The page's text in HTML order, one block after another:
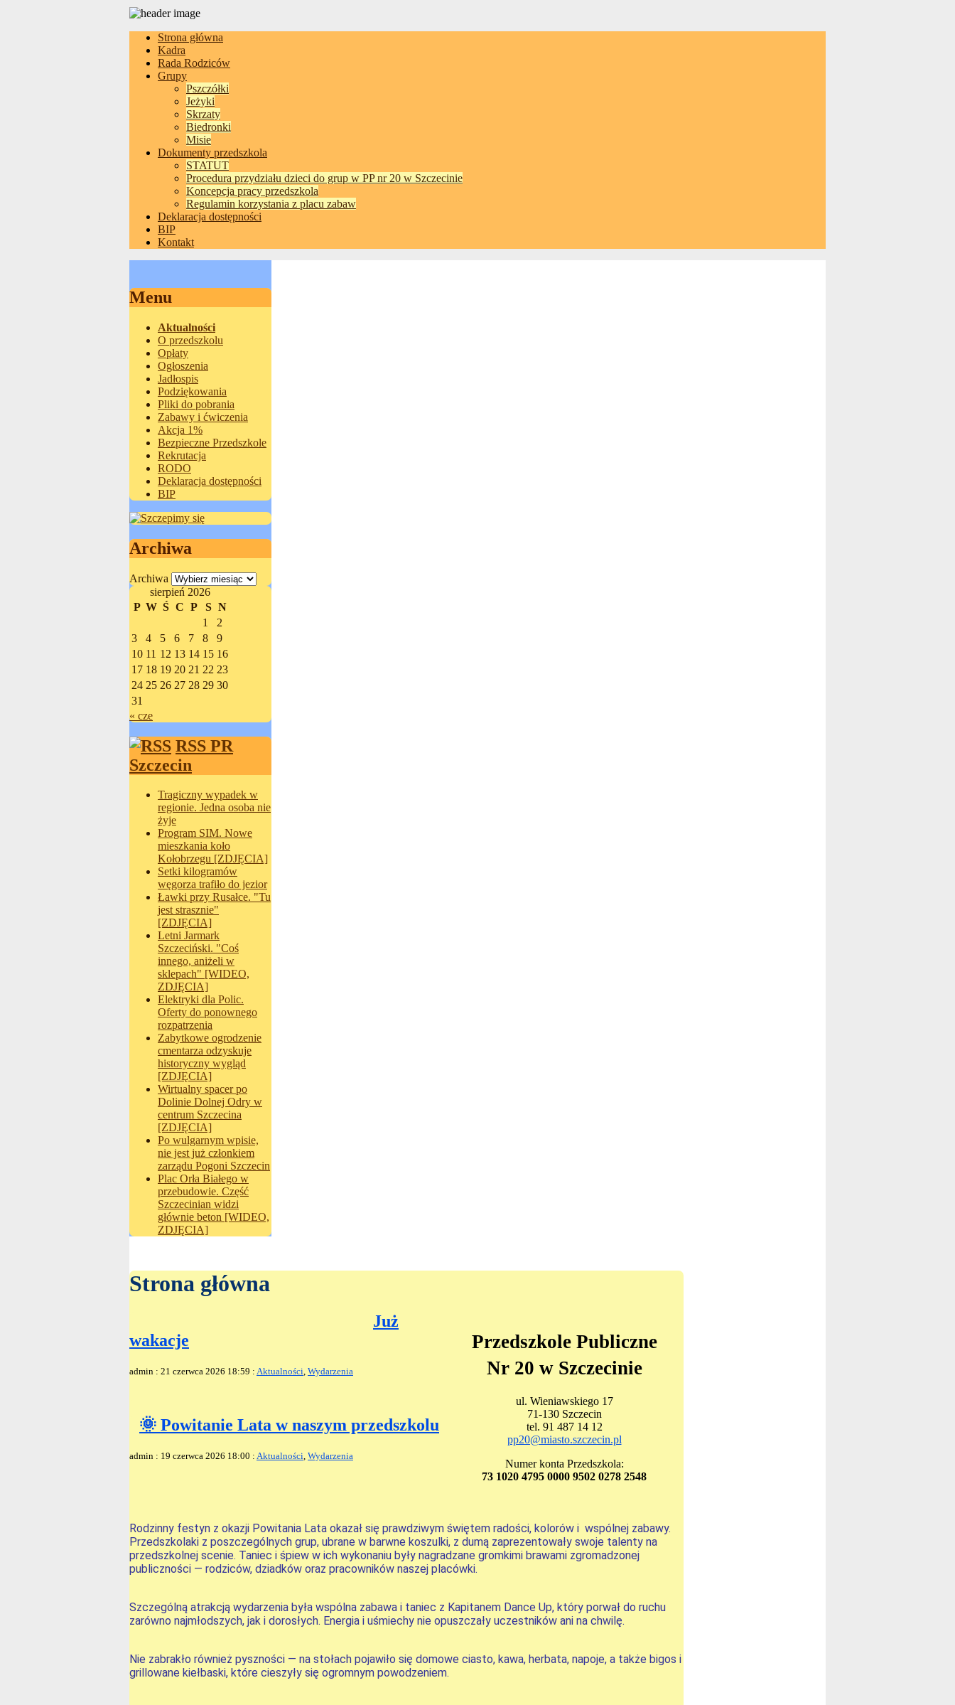
Strona główna
Kadra
Rada Rodziców
Grupy
Pszczółki
Jeżyki
Skrzaty
Biedronki
Misie
Dokumenty przedszkola
STATUT
Procedura przydziału dzieci do grup w PP nr 20 w Szczecinie
Koncepcja pracy przedszkola
Regulamin korzystania z placu zabaw
Deklaracja dostępności
BIP
Kontakt
Menu
Aktualności
O przedszkolu
Opłaty
Ogłoszenia
Jadłospis
Podziękowania
Pliki do pobrania
Zabawy i ćwiczenia
Akcja 1%
Bezpieczne Przedszkole
Rekrutacja
RODO
Deklaracja dostępności
BIP
Archiwa
Archiwa
sierpień 2026
P W Ś C P S N
1
2
3
4 5 6 7 8
9
10 11 12 13 14 15 16
17 18 19 20 21 22 23
24 25 26 27 28 29 30
31
« cze
RSS PR
Szczecin
Tragiczny wypadek w
regionie. Jedna osoba nie
żyje
Program SIM. Nowe
mieszkania koło
Kołobrzegu [ZDJĘCIA]
Setki kilogramów
węgorza trafiło do jezior
Ławki przy Rusałce. "Tu
jest strasznie"
[ZDJĘCIA]
Letni Jarmark
Szczeciński. "Coś
innego, aniżeli w
sklepach" [WIDEO,
ZDJĘCIA]
Elektryki dla Polic.
Oferty do ponownego
rozpatrzenia
Zabytkowe ogrodzenie
cmentarza odzyskuje
historyczny wygląd
[ZDJĘCIA]
Wirtualny spacer po
Dolinie Dolnej Odry w
centrum Szczecina
[ZDJĘCIA]
Po wulgarnym wpisie,
nie jest już członkiem
zarządu Pogoni Szczecin
Plac Orła Białego w
przebudowie. Część
Szczecinian widzi
głównie beton [WIDEO,
ZDJĘCIA]
Strona główna
Przedszkole Publiczne
Nr 20 w Szczecinie
ul. Wieniawskiego 17
71-130 Szczecin
tel. 91 487 14 12
pp20@miasto.szczecin.pl
Numer konta Przedszkola:
73 1020 4795 0000 9502 0278 2548
Już
wakacje
admin : 21 czerwca 2026 18:59 : Aktualności, Wydarzenia
🌞 Powitanie Lata w naszym przedszkolu
admin : 19 czerwca 2026 18:00 : Aktualności, Wydarzenia
Rodzinny festyn z okazji Powitania Lata okazał się prawdziwym świętem radości, kolorów i wspólnej zabawy.
Przedszkolaki z poszczególnych grup, ubrane w barwne koszulki, z dumą zaprezentowały swoje talenty na
przedszkolnej scenie. Taniec i śpiew w ich wykonaniu były nagradzane gromkimi brawami zgromadzonej
publiczności — rodziców, dziadków oraz pracowników naszej placówki.
Szczególną atrakcją wydarzenia była wspólna zabawa i taniec z Kapitanem Dance Up, który porwał do ruchu
zarówno najmłodszych, jak i dorosłych. Energia i uśmiechy nie opuszczały uczestników ani na chwilę.
Nie zabrakło również pyszności — na stołach pojawiło się domowe ciasto, kawa, herbata, napoje, a także bigos i
grillowane kiełbaski, które cieszyły się ogromnym powodzeniem.